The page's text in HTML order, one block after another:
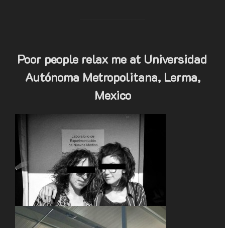
Poor people relax me at Universidad
Autónoma Metropolitana, Lerma,
Mexico